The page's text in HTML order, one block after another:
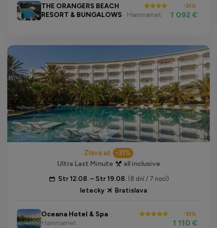
THE ORANGERS BEACH
RESORT & BUNGALOWS · Hammamet
-31%
1 092 €
Zľava až -31%
Ultra Last Minute
all inclusive
Str 12.08. – Str 19.08. (8 dní / 7 nocí)
letecky Bratislava
Oceana Hotel & Spa ·
Hammamet
-31%
1 110 €